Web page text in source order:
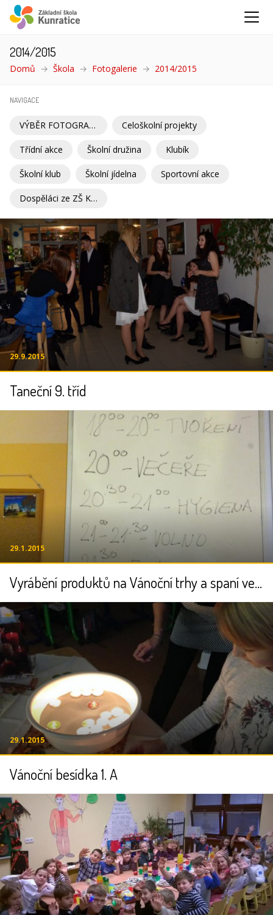
2014/2015
Domů Škola Fotogalerie 2014/2015
NAVIGACE
VÝBĚR FOTOGRAFIÍ Celoškolní projekty
Třídní akce Školní družina Klubík
Školní klub Školní jídelna Sportovní akce
Dospěláci ze ZŠ Kunratice
29.9.2015
Taneční 9. tříd
29.1.2015
Vyrábění produktů na Vánoční trhy a spaní ve třídě
29.1.2015
Vánoční besídka 1. A